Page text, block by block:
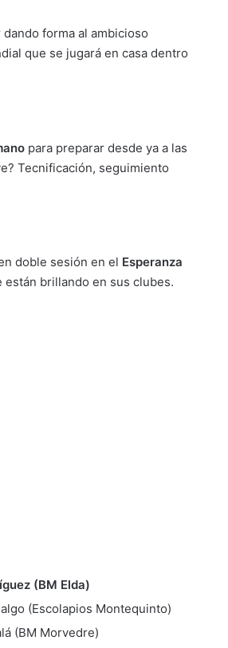
forma al ambicioso
que se jugará en casa dentro
para preparar desde ya a las
Tecnificación, seguimiento
doble sesión en el Esperanza
están brillando en sus clubes.
(BM Elda)
(Escolapios Montequinto)
(BM Morvedre)